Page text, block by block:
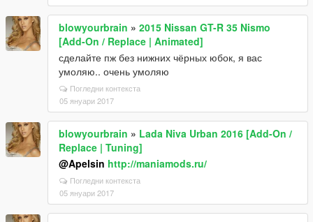
blowyourbrain » 2015 Nissan GT-R 35 Nismo
[Add-On / Replace | Animated]
сделайте пж без нижних чёрных юбок, я вас
умоляю.. очень умоляю
Погледни контекста
05 януари 2017
blowyourbrain » Lada Niva Urban 2016 [Add-On /
Replace | Tuning]
@Apelsin http://maniamods.ru/
Погледни контекста
05 януари 2017